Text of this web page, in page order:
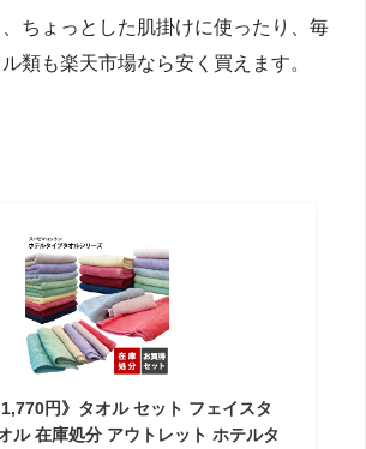
ちょっとした肌掛けに使ったり、毎
類も楽天市場なら安く買えます。
円》タオル セット フェイスタ
ル 在庫処分 アウトレット ホテルタ